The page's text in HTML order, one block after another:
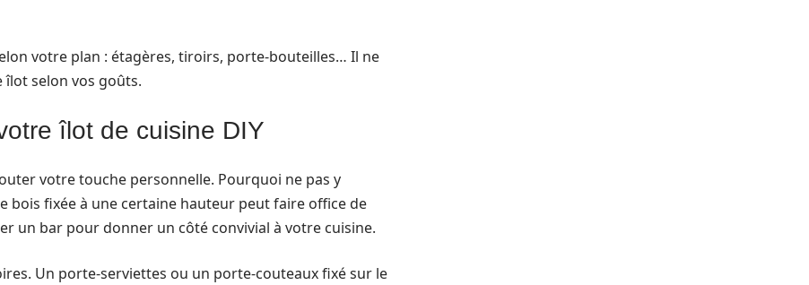
votre plan : étagères, tiroirs, porte-bouteilles… Il ne
îlot selon vos goûts.
îlot de cuisine DIY
votre touche personnelle. Pourquoi ne pas y
bois fixée à une certaine hauteur peut faire office de
un bar pour donner un côté convivial à votre cuisine.
Un porte-serviettes ou un porte-couteaux fixé sur le